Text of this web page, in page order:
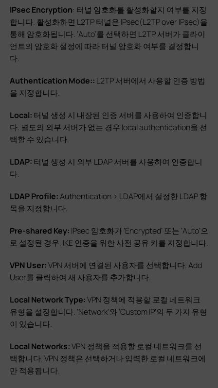
IPsec Encryption: 터널 암호화를 활성화할지 여부를 지정
합니다. 활성화하면 L2TP 터널은 IPsec(L2TP over IPsec)을
통해 암호화됩니다. ‘Auto’를 선택하면 L2TP 서버가 클라이
언트의 암호화 설정에 따라 터널 암호화 여부를 결정합니
다.
Authentication Mode:: L2TP 서버에서 사용할 인증 방법
을 지정합니다.
Local: 터널 생성 시 내장된 인증 서버를 사용하여 인증합니
다. 별도의 외부 서버가 없는 경우 local authentication을 선
택할 수 있습니다.
LDAP: 터널 생성 시 외부 LDAP 서버를 사용하여 인증합니
다.
LDAP Profile:Authentication > LDAP에서 설정한 LDAP 항
목을 지정합니다.
Pre-shared Key: IPsec 암호화가 ‘Encrypted’ 또는 ‘Auto’으
로 설정된 경우, IKE 인증을 위한 사전 공유 키를 지정합니다.
VPN User:VPN 서버에 연결된 사용자를 선택합니다. Add
User를 클릭하여 새 사용자를 추가합니다.
Local Network Type:VPN 정책에 적용할 로컬 네트워크
유형을 설정합니다. ‘Network’와 ‘Custom IP’의 두 가지 유형
이 있습니다.
Local Networks:VPN 정책을 적용할 로컬 네트워크를 선
택합니다. VPN 정책은 선택하거나 입력한 로컬 네트워크에
만 적용됩니다.